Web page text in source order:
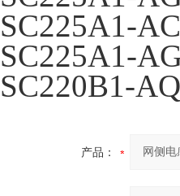
SC225A1-
SC225A1-
SC220B1-
产品：